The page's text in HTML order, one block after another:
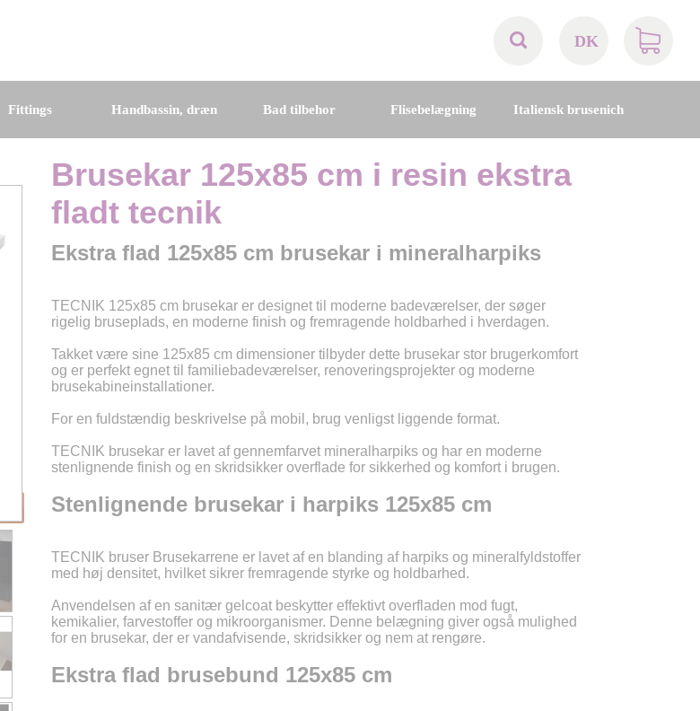
DK
BE
Fittings Handbassin, dræn Bad tilbehor Flisebelægning Italiensk brusenich
Brusekar 125x85 cm i resin ekstra
fladt tecnik
Ekstra flad 125x85 cm brusekar i mineralharpiks
TECNIK 125x85 cm brusekar er designet til moderne badeværelser, der søger
rigelig bruseplads, en moderne finish og fremragende holdbarhed i hverdagen.
Takket være sine 125x85 cm dimensioner tilbyder dette brusekar stor brugerkomfort
og er perfekt egnet til familiebadeværelser, renoveringsprojekter og moderne
brusekabineinstallationer.
For en fuldstændig beskrivelse på mobil, brug venligst liggende format.
TECNIK brusekar er lavet af gennemfarvet mineralharpiks og har en moderne
stenlignende finish og en skridsikker overflade for sikkerhed og komfort i brugen.
Stenlignende brusekar i harpiks 125x85 cm
TECNIK bruser Brusekarrene er lavet af en blanding af harpiks og mineralfyldstoffer
med høj densitet, hvilket sikrer fremragende styrke og holdbarhed.
Anvendelsen af en sanitær gelcoat beskytter effektivt overfladen mod fugt,
kemikalier, farvestoffer og mikroorganismer. Denne belægning giver også mulighed
for en brusekar, der er vandafvisende, skridsikker og nem at rengøre.
Ekstra flad brusebund 125x85 cm